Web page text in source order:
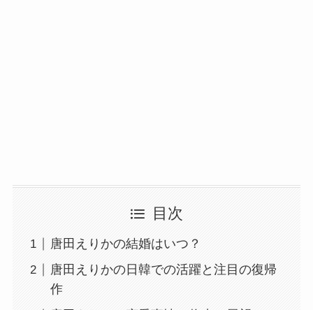
目次
唐田えりかの結婚はいつ？
唐田えりかの日韓での活躍と注目の復帰
作